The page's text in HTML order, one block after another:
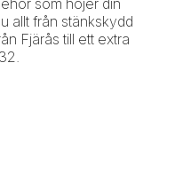
som höjer din
allt från stänkskydd
Fjärås till ett extra